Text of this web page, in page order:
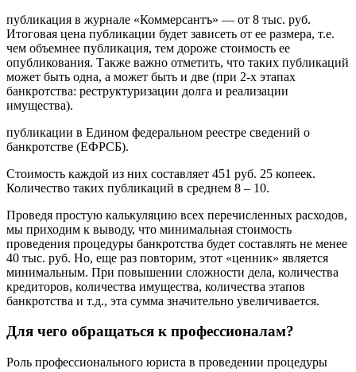
публикация в журнале «Коммерсантъ» — от 8 тыс. руб.
Итоговая цена публикации будет зависеть от ее размера, т.е.
чем объемнее публикация, тем дороже стоимость ее
опубликования. Также важно отметить, что таких публикаций
может быть одна, а может быть и две (при 2-х этапах
банкротства: реструктуризации долга и реализации
имущества).
публикации в Едином федеральном реестре сведений о
банкротстве (ЕФРСБ).
Стоимость каждой из них составляет 451 руб. 25 копеек.
Количество таких публикаций в среднем 8 – 10.
Проведя простую калькуляцию всех перечисленных расходов,
мы приходим к выводу, что минимальная стоимость
проведения процедуры банкротства будет составлять не менее
40 тыс. руб. Но, еще раз повторим, этот «ценник» является
минимальным. При повышении сложности дела, количества
кредиторов, количества имущества, количества этапов
банкротства и т.д., эта сумма значительно увеличивается.
Для чего обращаться к профессионалам?
Роль профессионального юриста в проведении процедуры